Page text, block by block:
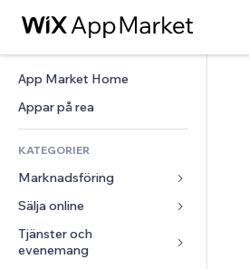
App Market Home
Appar på rea
KATEGORIER
Marknadsföring
Annonser
Mobil
Statistik
Sälja online
Appar för butiker
Frakt och leverans
Tjänster och
evenemang